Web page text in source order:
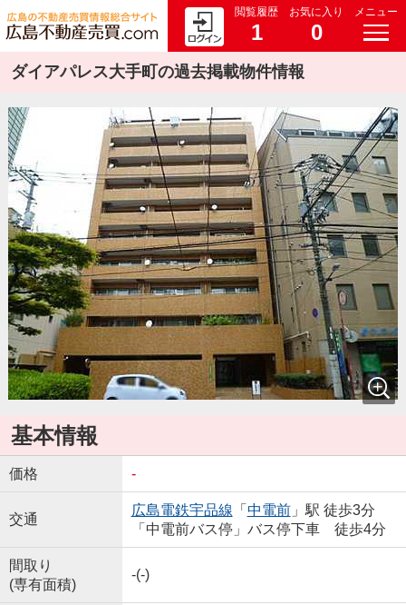
閲覧履歴
1
お気に入り
0
メニュー
ダイアパレス大手町の過去掲載物件情報
基本情報
価格 -
交通
広島電鉄宇品線 「 中電前」駅 徒歩3分
「中電前バス停」バス停下車 徒歩4分
間取り
(専有面積)
-(-)